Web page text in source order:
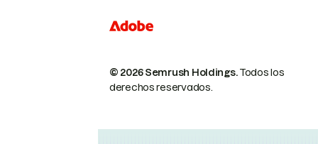
© 2026 Semrush Holdings.Todos los
derechos reservados.